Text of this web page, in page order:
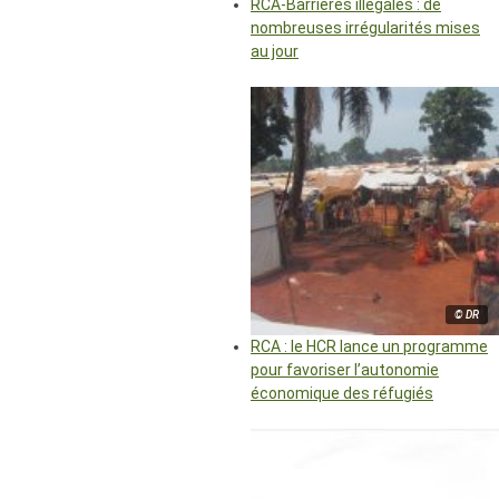
RCA-Barrières illégales : de
nombreuses irrégularités mises
au jour
© DR
RCA : le HCR lance un programme
pour favoriser l’autonomie
économique des réfugiés